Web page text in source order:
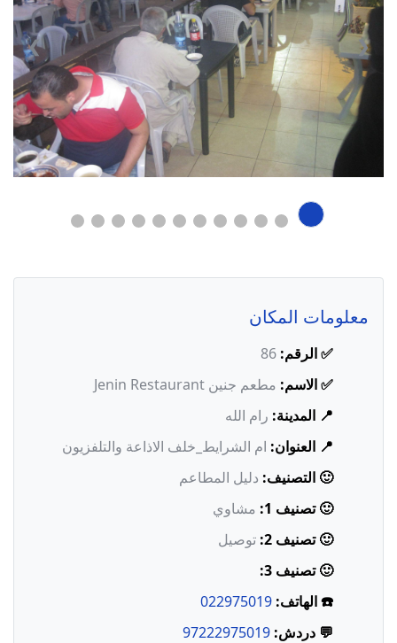
❮ ❯
معلومات المكان
✅ الرقم: 86
✅ الاسم: مطعم جنين Jenin Restaurant
📍 المدينة: رام الله
📍 العنوان: ام الشرايط_خلف الاذاعة والتلفزيون
🙂 التصنيف: دليل المطاعم
🙂 تصنيف 1:
مشاوي
🙂 تصنيف 2:
توصيل
🙂 تصنيف 3:
☎️ الهاتف: 022975019
💬 دردش: 97222975019